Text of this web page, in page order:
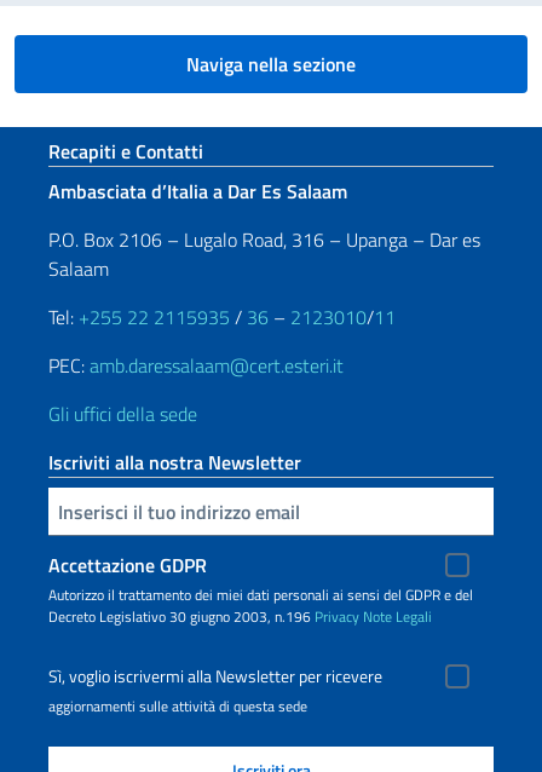
Naviga nella sezione
Sezione footer
Recapiti e Contatti
Ambasciata d’Italia a Dar Es Salaam
P.O. Box 2106 – Lugalo Road, 316 – Upanga – Dar es
Salaam
Tel: +255 22 2115935 / 36 – 2123010/11
PEC:amb.daressalaam@cert.esteri.it
Gli uffici della sede
Iscriviti alla nostra Newsletter
Inserisci la tua email
Accettazione GDPR
Autorizzo il trattamento dei miei dati personali ai sensi del GDPR e del
Decreto Legislativo 30 giugno 2003, n.196 Privacy Note Legali
Sì, voglio iscrivermi alla Newsletter per ricevere
aggiornamenti sulle attività di questa sede